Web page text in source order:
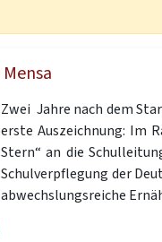
Zwei Jahre nach dem
erste Auszeichnung: Im
Stern“ an die
Schulverpflegung der
abwechslungsreiche